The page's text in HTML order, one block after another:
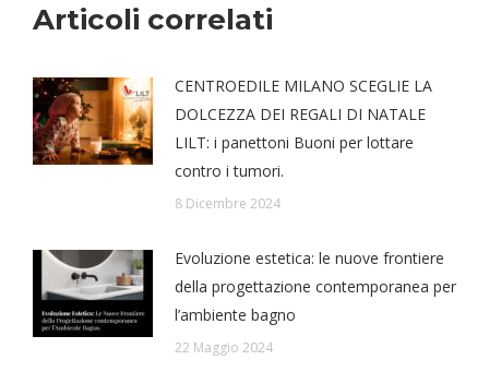
Articoli correlati
CENTROEDILE MILANO SCEGLIE LA
DOLCEZZA DEI REGALI DI NATALE
LILT: i panettoni Buoni per lottare
contro i tumori.
8 Dicembre 2024
Evoluzione estetica: le nuove frontiere
della progettazione contemporanea per
l’ambiente bagno
22 Maggio 2024